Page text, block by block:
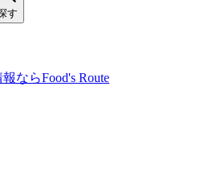
す
ならFood's Route